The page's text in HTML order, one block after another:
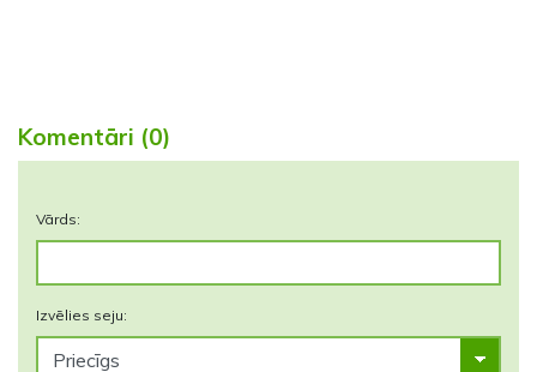
Komentāri (0)
Vārds:
Izvēlies seju: